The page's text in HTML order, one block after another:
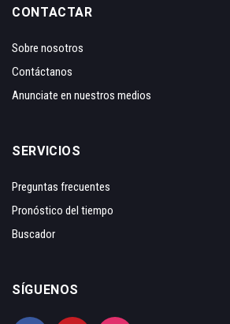
CONTACTAR
Sobre nosotros
Contáctanos
Anunciate en nuestros medios
SERVICIOS
Preguntas frecuentes
Pronóstico del tiempo
Buscador
SÍGUENOS